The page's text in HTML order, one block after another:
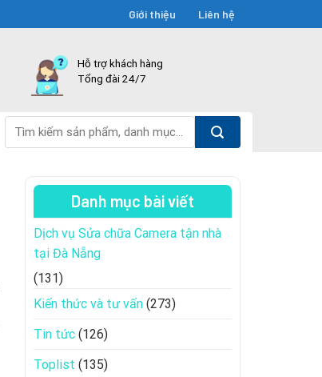
Giới thiệu Liên hệ
Hỗ trợ khách hàng
Tổng đài 24/7
kiếm:
Danh mục bài viết
Dịch vụ Sửa chữa Camera tận nhà
tại Đà Nẵng
(131)
Kiến thức và tư vấn (273)
Tin tức (126)
Toplist (135)